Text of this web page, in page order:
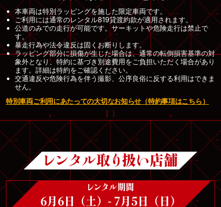
本車両は特別ラッピングを施した限定車両です。
ご利用には通常のレンタル819貸渡約款が適用されます。
公道のみでの走行が可能です。サーキットや危険走行は禁止で
す。
暴走行為や法令違反は固くお断りします。
ラッピング部分に損傷が生じた場合は、通常の転倒損害基準の対
象外となり、特約に基づき別途費用をご負担いただく場合があり
ます。詳細は特約をご確認ください。
交通違反や危険行為を伴う撮影、公序良俗に反する利用はできま
せん。
特別車両ご利用にあたっての大切なお知らせ（特約事項はこちら）
レンタル取り扱い店舗
レンタル期間
6月6日（土）- 7月5日（日）